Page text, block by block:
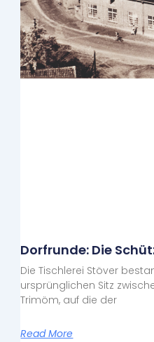
Dorfrunde: Die
Die Tischlerei Stöver
ursprünglichen Sitz
Trimöm, auf die der
Read More